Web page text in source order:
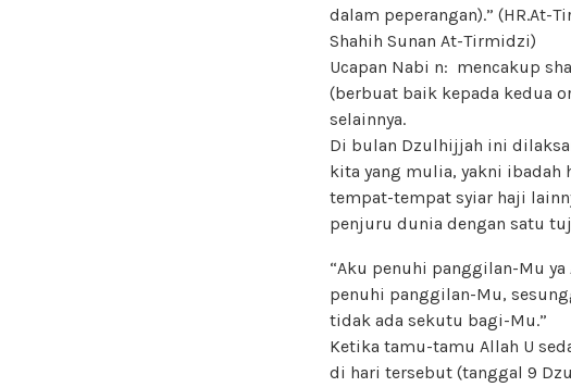
dalam peperangan).” (HR.At-
Shahih Sunan At-Tirmidzi)
Ucapan Nabi n: mencakup
(berbuat baik kepada kedua
selainnya.
Di bulan Dzulhijjah ini
kita yang mulia, yakni ibadah
tempat-tempat syiar haji
penjuru dunia dengan satu
“Aku penuhi panggilan-Mu
penuhi panggilan-Mu,
tidak ada sekutu bagi-Mu.”
Ketika tamu-tamu Allah U
di hari tersebut (tanggal 9